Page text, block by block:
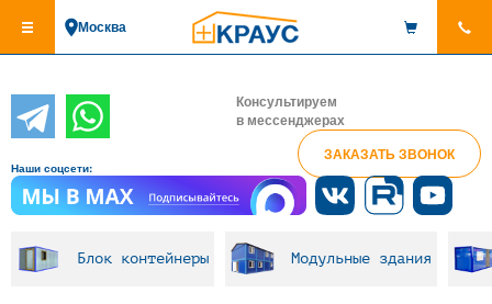
основному
Москва
Консультируем
в мессенджерах
ЗАКАЗАТЬ ЗВОНОК
Наши соцсети:
Блок контейнеры Модульные здания